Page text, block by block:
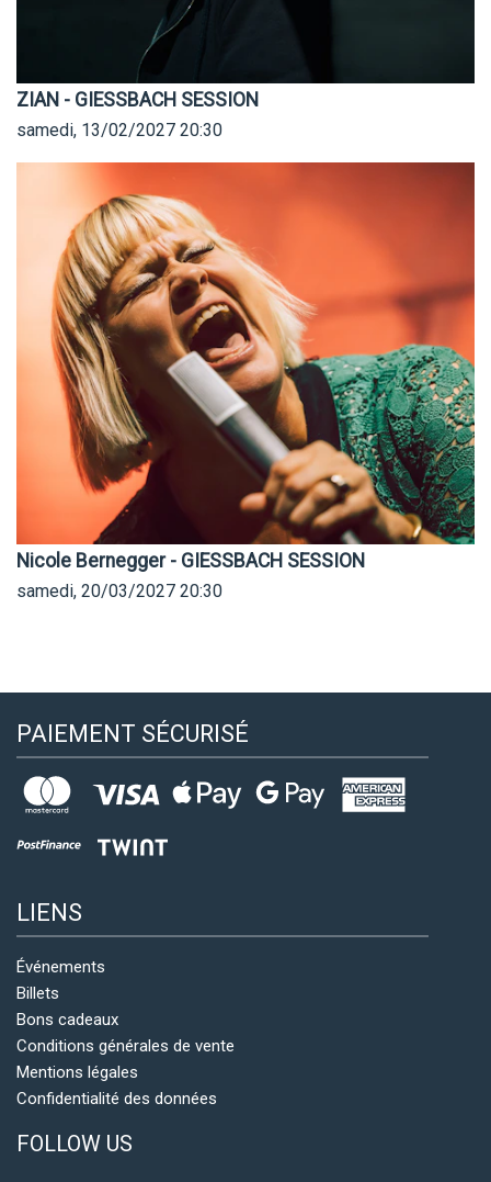
ZIAN - GIESSBACH SESSION
samedi, 13/02/2027 20:30
Nicole Bernegger - GIESSBACH SESSION
samedi, 20/03/2027 20:30
PAIEMENT SÉCURISÉ
LIENS
Événements
Billets
Bons cadeaux
Conditions générales de vente
Mentions légales
Confidentialité des données
FOLLOW US